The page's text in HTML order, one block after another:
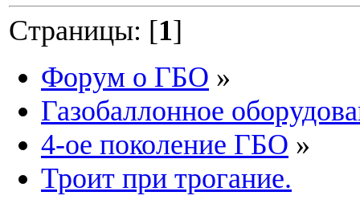
Страницы: [1]
Форум о ГБО »
Газобаллонное
4-ое поколение ГБО »
Троит при трогание.